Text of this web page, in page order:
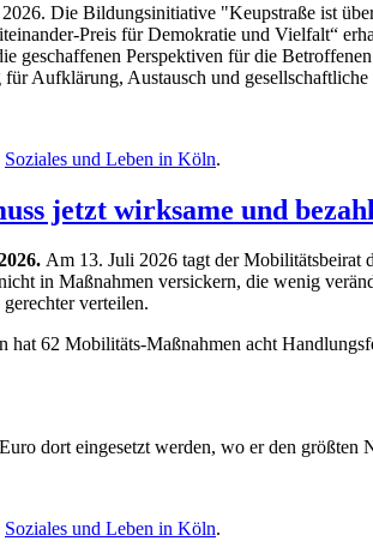
Die Bildungsinitiative "Keupstraße ist
Preis für Demokratie und Vielfalt“
geschaffenen Perspektiven für die
für Aufklärung, Austausch und
Soziales und Leben in Köln.
jetzt wirksame und
Am 13. Juli 2026 tagt der Mobilitätsbeirat
in Maßnahmen versickern, die wenig
verteilen.
hat 62 Mobilitäts-Maßnahmen acht
dort eingesetzt werden, wo er den
Soziales und Leben in Köln.